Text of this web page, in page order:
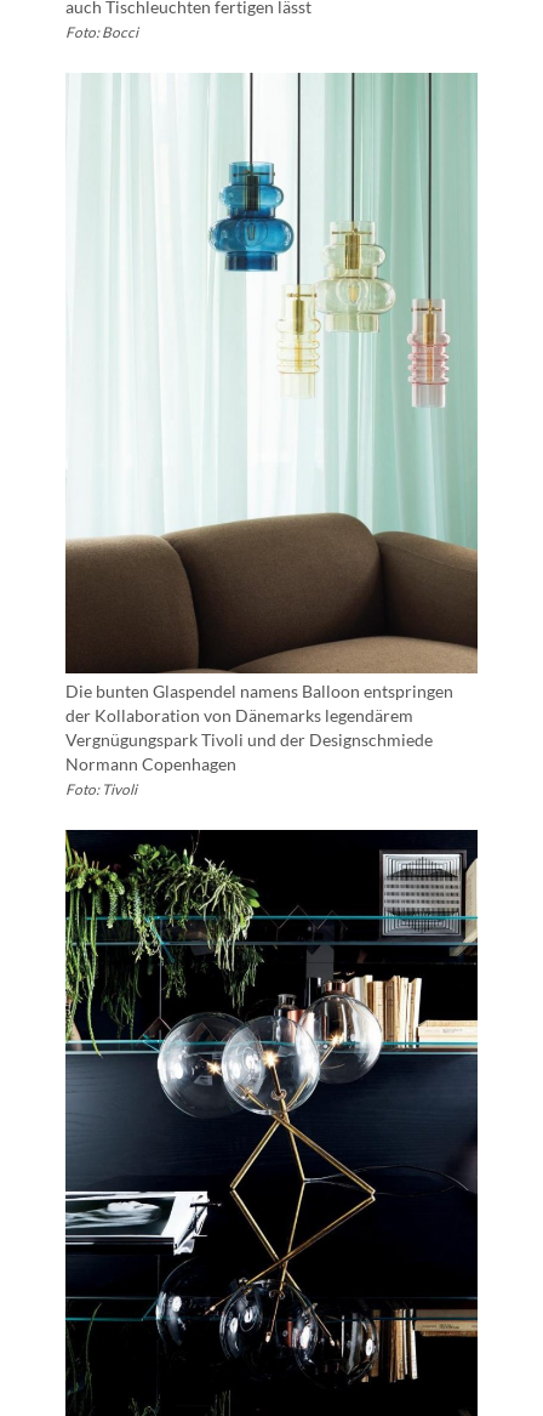
auch Tischleuchten fertigen lässt
Foto: Bocci
Die bunten Glaspendel namens Balloon entspringen
der Kollaboration von Dänemarks legendärem
Vergnügungspark Tivoli und der Designschmiede
Normann Copenhagen
Foto: Tivoli